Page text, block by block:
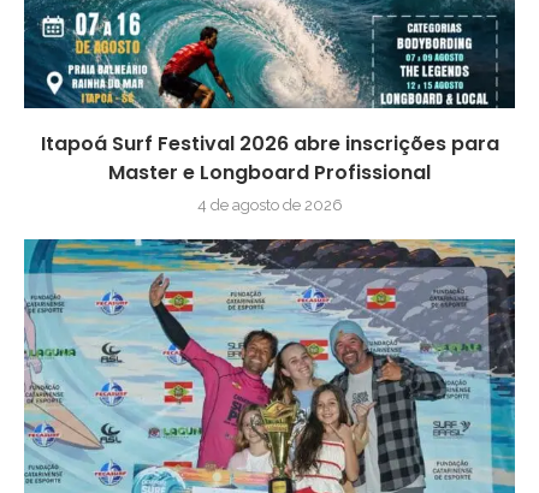
Itapoá Surf Festival 2026 abre inscrições para
Master e Longboard Profissional
4 de agosto de 2026